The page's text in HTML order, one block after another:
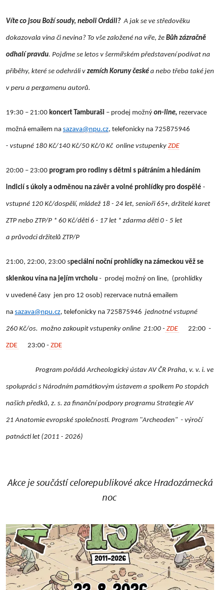
Víte co jsou Boží soudy, neboli Ordáli? A jak se ve středověku
dokazovala vina či nevina? To vše založené na víře, že Bůh zázračně
odhalí pravdu. Pojďme se letos v šermířském představení podívat na
příběhy, které se odehráli v zemích Koruny české a nebo třeba také jen
v peru a pergamenu autorů.
19:30 – 21:00 koncert Tamburaši – prodej možný on-line, rezervace
možná emailem na sazava@npu.cz, telefonicky na 725875946
- vstupné 180 Kč/140 Kč/50 Kč/0 Kč online vstupenky ZDE
20:00 – 23:00 program pro rodiny s dětmi s pátráním a hledáním
indicií s úkoly a odměnou na závěr a volné prohlídky pro dospělé -
vstupné 120 Kč/dospělí, mládež 18 - 24 let, senioři 65+, držitelé karet
ZTP nebo ZTP/P * 60 Kč/děti 6 - 17 let * zdarma děti 0 - 5 let
a průvodci držitelů ZTP/P
21:00, 22:00, 23:00 speciální noční prohlídky na zámeckou věž se
sklenkou vína na jejím vrcholu - prodej možný on line, (prohlídky
v uvedené časy jen pro 12 osob) rezervace nutná emailem
na sazava@npu.cz, telefonicky na 725875946 jednotné vstupné
260 Kč/os. možno zakoupit vstupenky online 21:00 - ZDE 22:00 -
ZDE 23:00 - ZDE
Program pořádá Archeologický ústav AV ČR Praha, v. v. i. ve
spolupráci s Národním památkovým ústavem a spolkem Po stopách
našich předků, z. s. za finanční podpory programu Strategie AV
21 Anatomie evropské společnosti. Program "Archeoden" - výročí
patnácti let (2011 - 2026)
Akce je součástí celorepublikové akce Hradozámecká
noc